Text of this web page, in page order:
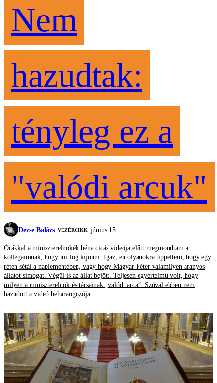
Nem
hazudtak:
tényleg ez a
"valódi arcuk"
Dezse Balázs VEZÉRCIKK június 15.
Órákkal a miniszterelnökék béna cicás videója előtt megmondtam a
kollégáimnak, hogy mi fog kijönni. Igaz, én olyanokra tippeltem, hogy egy
réten sétál a naplementében, vagy hogy Magyar Péter valamilyen aranyos
állatot simogat. Végül is az állat bejött. Teljesen egyértelmű volt, hogy
milyen a miniszterelnök és társainak „valódi arca”. Szóval ebben nem
hazudott a videó beharangozója.